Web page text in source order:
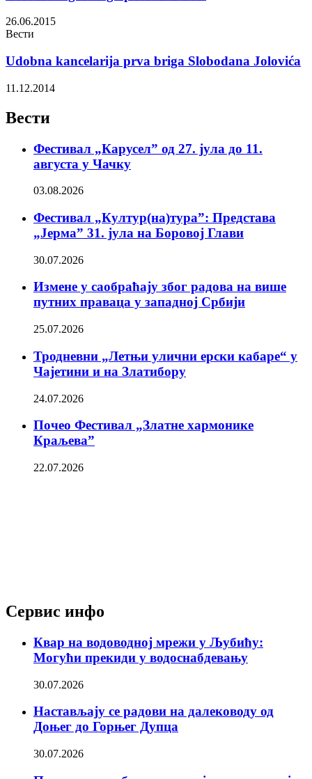
26.06.2015
Вести
Udobna kancelarija prva briga Slobodana Jolovića
11.12.2014
Вести
Фестивал „Карусел” од 27. јула до 11.
августа у Чачку
03.08.2026
Фестивал „Култур(на)тура”: Представа
„Јерма” 31. јула на Боровој Глави
30.07.2026
Измене у саобраћају због радова на више
путних праваца у западној Србији
25.07.2026
Тродневни „Летњи улични ерски кабаре“ у
Чајетини и на Златибору
24.07.2026
Почео Фестивал „Златне хармонике
Краљева”
22.07.2026
Сервис инфо
Квар на водоводној мрежи у Љубићу:
Могући прекиди у водоснабдевању
30.07.2026
Настављају се радови на далеководу од
Доњег до Горњег Дупца
30.07.2026